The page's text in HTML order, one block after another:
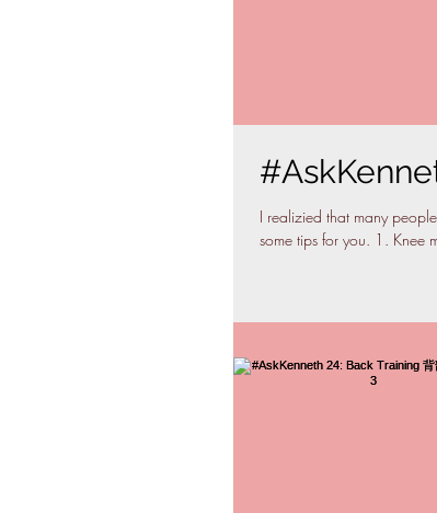
I realizied that many
some tips for you. 1. Knee